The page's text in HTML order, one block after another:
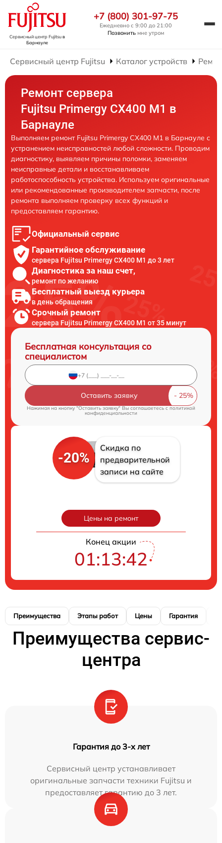
Сервисный центр Fujitsuв
Барнауле
+7 (800) 301-97-75
Ежедневно с 9:00 до 21:00
Позвонить мне утром
Сервисный центр Fujitsu Каталог устройств
Ремонт сервера
Fujitsu Primergy CX400 M1 в
Барнауле
Выполняем ремонт Fujitsu Primergy CX400 M1 в Барнауле с
устранением неисправностей любой сложности. Проводим
диагностику, выявляем причины поломки, заменяем
неисправные детали и восстанавливаем
работоспособность устройства. Используем оригинальные
или рекомендованные производителем запчасти, после
ремонта выполняем проверку всех функций и
предоставляем гарантию.
Официальный сервис
Гарантийное обслуживание
сервера Fujitsu Primergy CX400 M1 до 3 лет
Диагностика за наш счет,
ремонт по желанию
Бесплатный выезд курьера
в день обращения
Срочный ремонт
сервера Fujitsu Primergy CX400 M1 от 35 минут
Бесплатная консультация со
специалистом
Оставить заявку
Нажимая на кнопку "Оставить заявку" Вы соглашаетесь cполитикой
конфиденциальности
-20%
Скидка по
предварительной
записи на сайте
Цены на ремонт
Конец акции
01:13:41
Преимущества Этапы работ Цены Гарантия
Преимущества сервис-
центра
Гарантия до 3-х лет
Сервисный центр устанавливает
оригинальные запчасти техники Fujitsu и
предоставляет гарантию до 3 лет.